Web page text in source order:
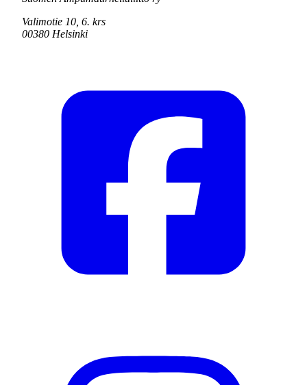
Valimotie 10, 6. krs
00380 Helsinki